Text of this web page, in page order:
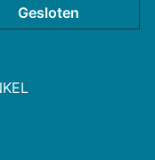
Gesloten